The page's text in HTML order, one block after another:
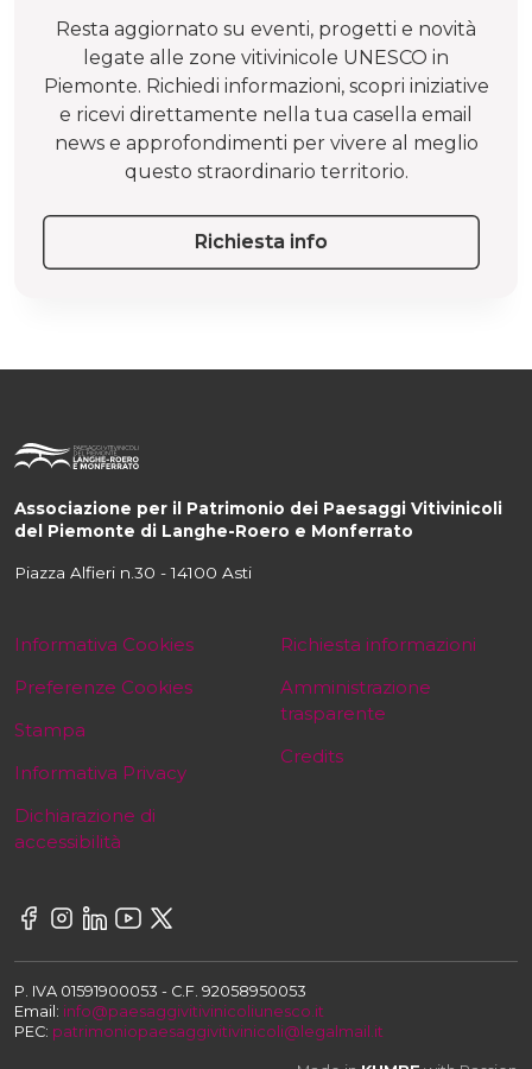
Resta aggiornato su eventi, progetti e novità
legate alle zone vitivinicole UNESCO in
Piemonte. Richiedi informazioni, scopri iniziative
e ricevi direttamente nella tua casella email
news e approfondimenti per vivere al meglio
questo straordinario territorio.
Richiesta info
Associazione per il Patrimonio dei Paesaggi Vitivinicoli
del Piemonte di Langhe-Roero e Monferrato
Piazza Alfieri n.30 - 14100 Asti
Informativa Cookies
Preferenze Cookies
Stampa
Informativa Privacy
Dichiarazione di
accessibilità
Richiesta informazioni
Amministrazione
trasparente
Credits
P. IVA 01591900053 - C.F. 92058950053
Email: info@paesaggivitivinicoliunesco.it
PEC: patrimoniopaesaggivitivinicoli@legalmail.it